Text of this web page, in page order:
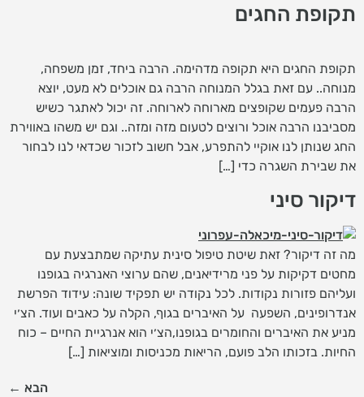
תקופת החגים
תקופת החגים היא תקופה מדהימה. הרבה ביחד, זמן משפחה,
מנוחה.. עם זאת בגלל המנוחה הרבה גם אוכלים לא מעט, יוצא
הרבה פעמים שקופצים מארוחה לארוחה. זה יכול לאתגר כשיש
מסביבנו הרבה אוכל ורוצים לטעום מזה ומזה.. וגם יש משהו באווירת
החג שנותן לנו אוקיי להתפרע, אבל חשוב לזכור שכדאי לנו לבחור
את שבירת השגרה כדי […]
דיקור סיני
מה זה דיקור? זאת שיטת טיפול סינית עתיקה שמתבצעת עם
מחטים דקיקות על פני מרידיאנים, שהם ערוצי האנרגיה בגופנו
ועליהם פזורות נקודות. לכל נקודה יש תפקיד שונה: עידוד הפרשת
אנדרופינים, השפעה על האיברים בגוף, הקלה על כאבים ועוד. הצ׳י
מניע את האיברים והחומרים בגופנו,הצ׳י הוא אנרגיית החיים – כוח
החיות. בזכותו הלב פועם, הריאות מכניסות ומוציאות […]
הבא ←